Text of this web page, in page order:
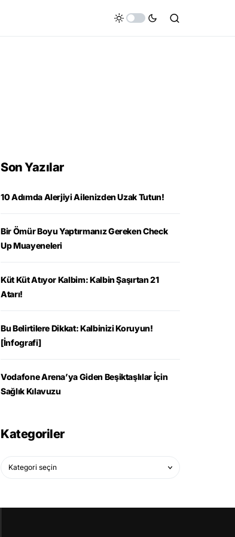
Son Yazılar
10 Adımda Alerjiyi Ailenizden Uzak Tutun!
Bir Ömür Boyu Yaptırmanız Gereken Check
Up Muayeneleri
Küt Küt Atıyor Kalbim: Kalbin Şaşırtan 21
Atarı!
Bu Belirtilere Dikkat: Kalbinizi Koruyun!
[İnfografi]
Vodafone Arena’ya Giden Beşiktaşlılar İçin
Sağlık Kılavuzu
Kategoriler